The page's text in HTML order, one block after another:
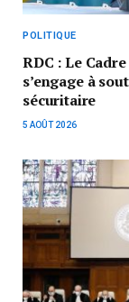
POLITIQUE
RDC : Le
s’engage à
sécuritaire
5 AOÛT 2026